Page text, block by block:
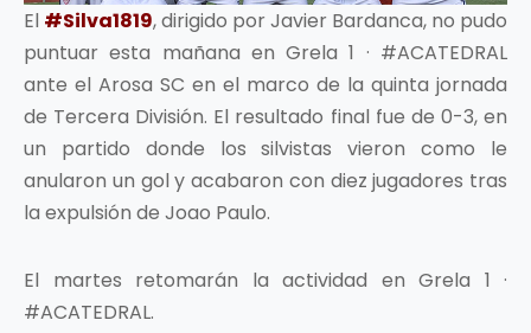
El #Silva1819, dirigido por Javier Bardanca, no pudo
puntuar esta mañana en Grela 1 · #ACATEDRAL
ante el Arosa SC en el marco de la quinta jornada
de Tercera División. El resultado final fue de 0-3, en
un partido donde los silvistas vieron como le
anularon un gol y acabaron con diez jugadores tras
la expulsión de Joao Paulo.
El martes retomarán la actividad en Grela 1 ·
#ACATEDRAL.